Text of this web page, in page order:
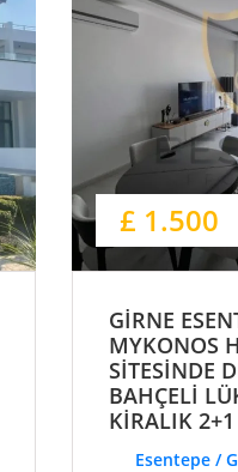
£ 1.500
GİRNE
MYKONOS
SİTESİNDE
BAHÇELİ
KİRALIK
Esentepe /